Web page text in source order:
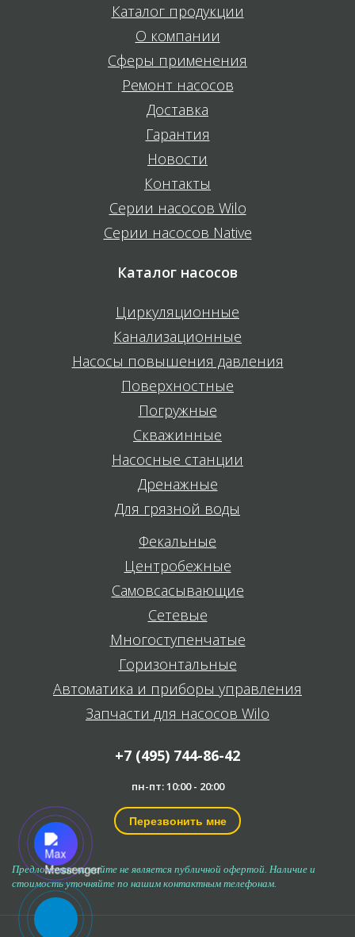
Каталог продукции
О компании
Сферы применения
Ремонт насосов
Доставка
Гарантия
Новости
Контакты
Серии насосов Wilo
Серии насосов Native
Каталог насосов
Циркуляционные
Канализационные
Насосы повышения давления
Поверхностные
Погружные
Скважинные
Насосные станции
Дренажные
Для грязной воды
Фекальные
Центробежные
Самовсасывающие
Сетевые
Многоступенчатые
Горизонтальные
Автоматика и приборы управления
Запчасти для насосов Wilo
+7 (495) 744-86-42
пн-пт: 10:00 - 20:00
Перезвонить мне
Предложение на сайте не является публичной офертой. Наличие и
стоимость уточняйте по нашим контактным телефонам.